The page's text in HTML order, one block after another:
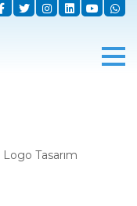
Logo Tasarım